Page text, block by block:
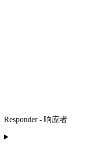
Responder - 响应者